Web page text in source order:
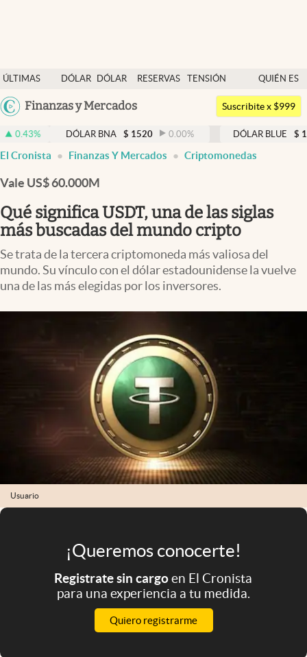
ÚLTIMAS
NOTICIAS
DÓLAR
DÓLAR
RESERVAS
TENSIÓN
GEOPOLÍTICA
QUIÉN ES
QUIÉN
Argentina
Uruguay
Finanzas y Mercados
Dólar
Members
Economía y Política
Finanzas y Mercados
Mercados Online
Negocios
Columnistas
Apertura
Infotechnology
abre en nueva pestaña
Argentina
Suscribite x $999
DÓLAR BNA $ 1520 0.00% DÓLAR BLUE $ 1525 -0.33
El Cronista Finanzas Y Mercados Criptomonedas
Vale US$ 60.000M
Qué significa USDT, una de las siglas
más buscadas del mundo cripto
Se trata de la tercera criptomoneda más valiosa del
mundo. Su vínculo con el dólar estadounidense la vuelve
una de las más elegidas por los inversores.
Usuario
¡Queremos conocerte!
Registrate sin cargoen El Cronista
para una experiencia a tu medida.
Quiero registrarme